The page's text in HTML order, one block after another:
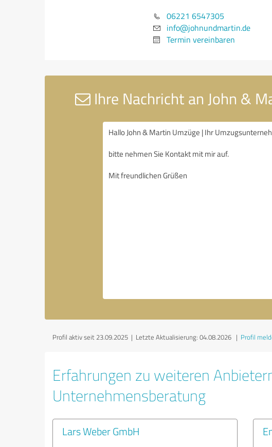
06221 6547305
info@johnundmartin.de
Termin vereinbaren
Ihre Nachricht an John &
Profil aktiv seit 23.09.2025 | Letzte Aktualisierung: 04.08.2026 | Profil
Erfahrungen zu weiteren
Unternehmensberatung
Lars Weber GmbH